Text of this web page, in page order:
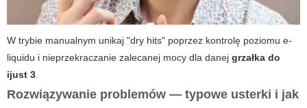
W trybie manualnym unikaj "dry hits" poprzez kontrolę poziomu e-
liquidu i nieprzekraczanie zalecanej mocy dla danej grzałka do
ijust 3
Rozwiązywanie problemów — typowe usterki i jak